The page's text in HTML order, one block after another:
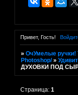
Привет, Гость!
»ОчУмелые ручки!
Photoshop/ »
ДУХОВКИ ПОД
Страница:1